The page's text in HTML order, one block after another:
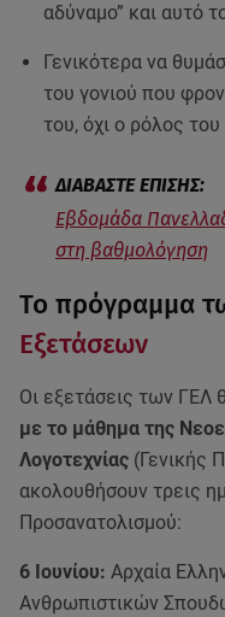
αδύναμο” και αυτό
Γενικότερα να
του γονιού που
του, όχι ο ρόλος
Εβδομάδα
στη βαθμολόγηση
Το πρόγραμμα
Εξετάσεων
Οι εξετάσεις των ΓΕΛ
με το μάθημα της
Λογοτεχνίας (Γενικής
ακολουθήσουν τρεις
Προσανατολισμού:
6 Ιουνίου: Αρχαία
Ανθρωπιστικών